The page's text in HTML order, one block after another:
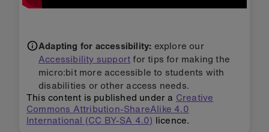
Adapting for accessibility: explore our
Accessibility supportfor tips for making the
micro:bit more accessible to students with
disabilities or other access needs.
This content is published under a Creative
Commons Attribution-ShareAlike 4.0
International (CC BY-SA 4.0) licence.